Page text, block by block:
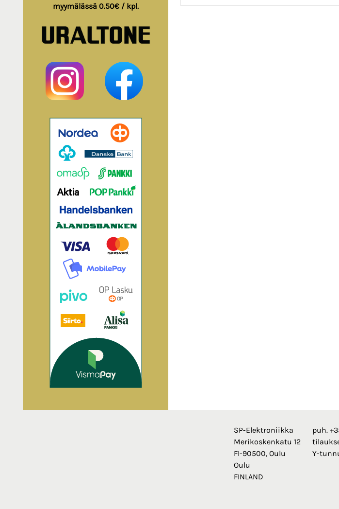
myymälässä 0.50€ / kpl.
SP-Elektroniikka
Merikoskenkatu 12
FI-90500, Oulu
Oulu
FINLAND
puh.
Y-